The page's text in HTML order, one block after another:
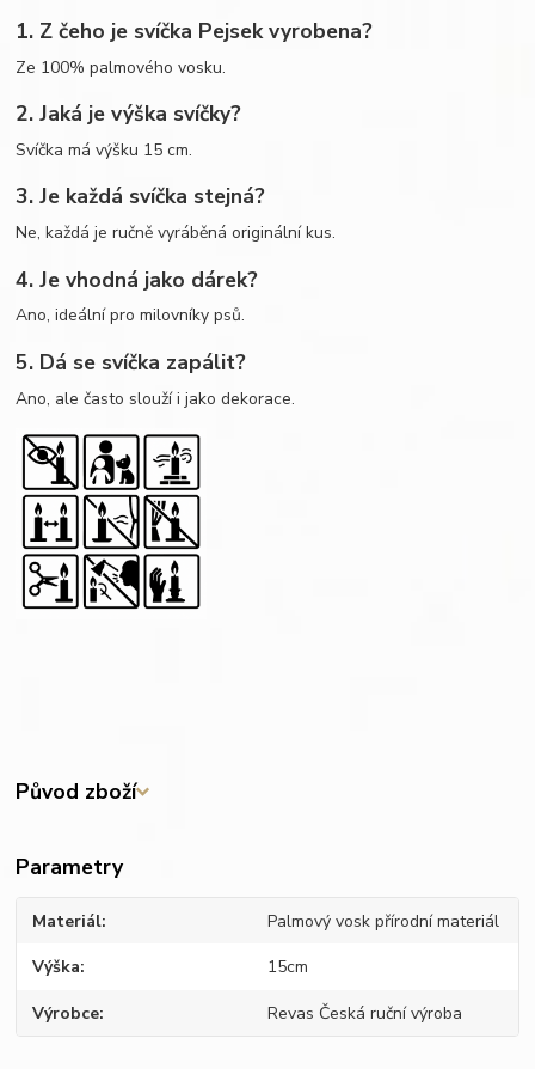
1. Z čeho je svíčka Pejsek vyrobena?
Ze 100% palmového vosku.
2. Jaká je výška svíčky?
Svíčka má výšku 15 cm.
3. Je každá svíčka stejná?
Ne, každá je ručně vyráběná originální kus.
4. Je vhodná jako dárek?
Ano, ideální pro milovníky psů.
5. Dá se svíčka zapálit?
Ano, ale často slouží i jako dekorace.
Původ zboží
Parametry
Materiál Palmový vosk přírodní materiál
Výška 15cm
Výrobce Revas Česká ruční výroba